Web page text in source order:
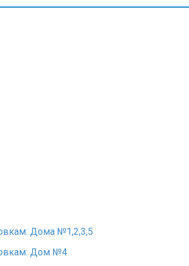
Дома №1,2,3,5
Дом №4